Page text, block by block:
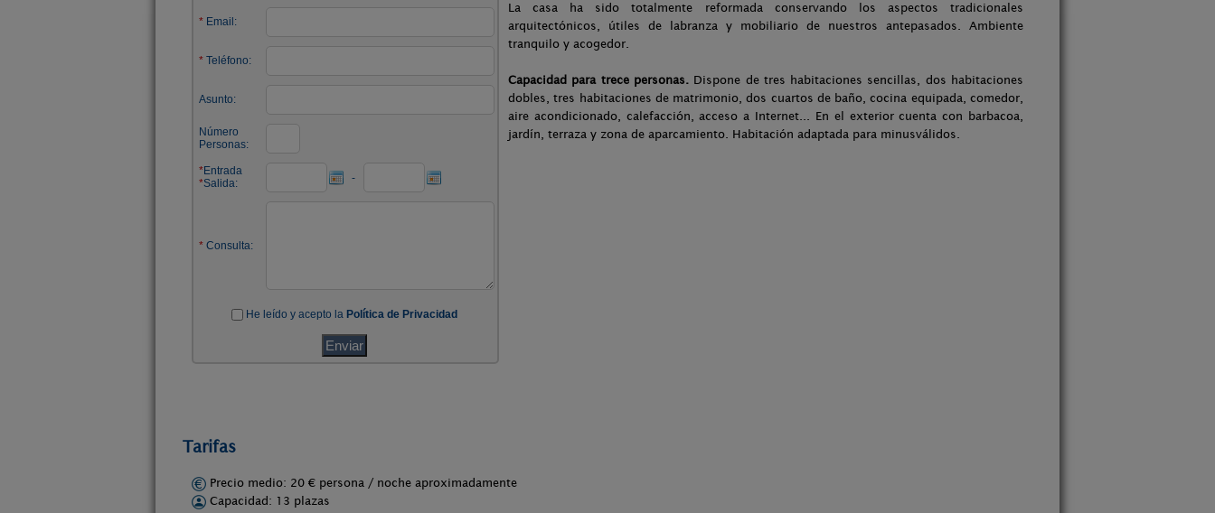
La casa ha sido totalmente reformada conservando los aspectos tradicionales
arquitectónicos, útiles de labranza y mobiliario de nuestros antepasados. Ambiente
tranquilo y acogedor.
Capacidad para trece personas.Dispone de tres habitaciones sencillas, dos habitaciones
dobles, tres habitaciones de matrimonio, dos cuartos de baño, cocina equipada, comedor,
aire acondicionado, calefacción, acceso a Internet... En el exterior cuenta con barbacoa,
jardín, terraza y zona de aparcamiento. Habitación adaptada para minusválidos.
Tarifas
Precio medio: 20 € persona / noche aproximadamente
Capacidad: 13 plazas